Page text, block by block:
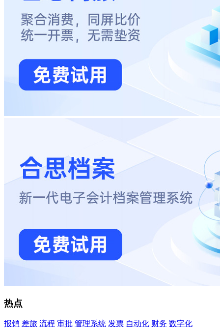
热点
报销 差旅 流程 审批 管理系统 发票 自动化 财务 数字化